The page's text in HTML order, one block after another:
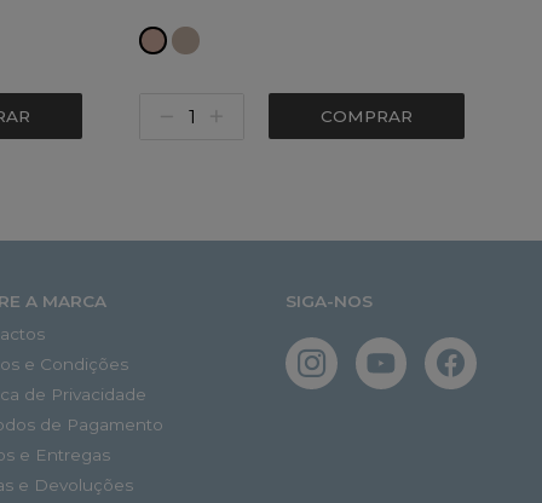
COMPRAR
A MARCA
e Condições
de Privacidade
de Pagamento
e Entregas
e Devoluções
SIGA-NOS